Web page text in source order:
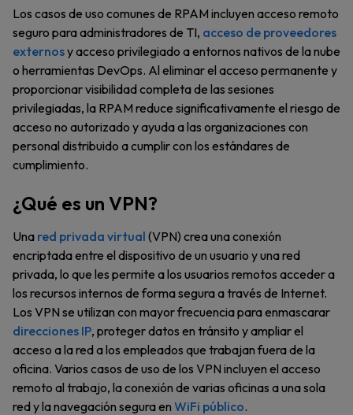
Los casos de uso comunes de RPAM incluyen acceso remoto
seguro para administradores de TI, acceso de proveedores
externosy acceso privilegiado a entornos nativos de la nube
o herramientas DevOps. Al eliminar el acceso permanente y
proporcionar visibilidad completa de las sesiones
privilegiadas, la RPAM reduce significativamente el riesgo de
acceso no autorizado y ayuda a las organizaciones con
personal distribuido a cumplir con los estándares de
cumplimiento.
¿Qué es un VPN?
Una red privada virtual (VPN) crea una conexión
encriptada entre el dispositivo de un usuario y una red
privada, lo que les permite a los usuarios remotos acceder a
los recursos internos de forma segura a través de Internet.
Los VPN se utilizan con mayor frecuencia para enmascarar
direcciones IP, proteger datos en tránsito y ampliar el
acceso a la red a los empleados que trabajan fuera de la
oficina. Varios casos de uso de los VPN incluyen el acceso
remoto al trabajo, la conexión de varias oficinas a una sola
red y la navegación segura en WiFi público.